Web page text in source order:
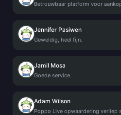
Betrouwbaar platform voor
Jennifer Pasiwen
Geweldig, heel fijn.
Jamil Mosa
Goede service.
Adam Wilson
Poppo Live opwaardering verliep